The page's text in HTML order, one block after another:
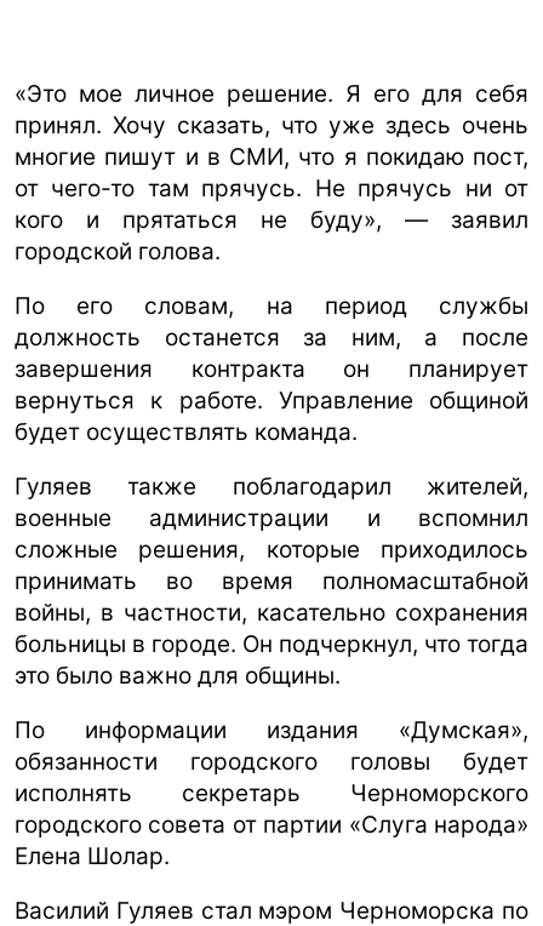
«Это мое личное решение. Я его для себя
принял. Хочу сказать, что уже здесь очень
многие пишут и в СМИ, что я покидаю пост,
от чего-то там прячусь. Не прячусь ни от
кого и прятаться не буду», — заявил
городской голова.
По его словам, на период службы
должность останется за ним, а после
завершения контракта он планирует
вернуться к работе. Управление общиной
будет осуществлять команда.
Гуляев также поблагодарил жителей,
военные администрации и вспомнил
сложные решения, которые приходилось
принимать во время полномасштабной
войны, в частности, касательно сохранения
больницы в городе. Он подчеркнул, что тогда
это было важно для общины.
По информации издания «Думская»,
обязанности городского головы будет
исполнять секретарь Черноморского
городского совета от партии «Слуга народа»
Елена Шолар.
Василий Гуляев стал мэром Черноморска по